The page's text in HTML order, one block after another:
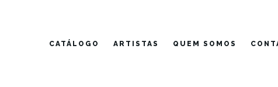
CATÁLOGO ARTISTAS QUEM SOMOS